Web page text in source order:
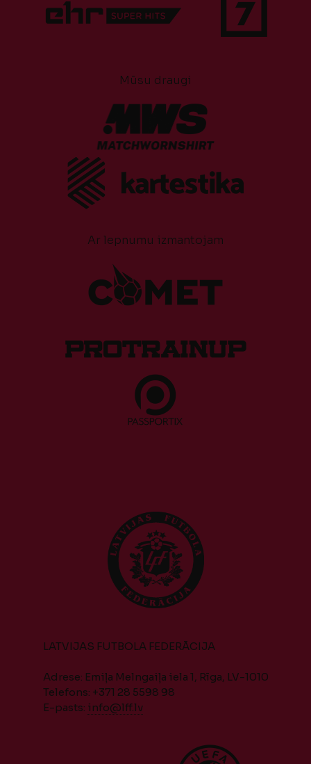
Mūsu draugi
Ar lepnumu izmantojam
LATVIJAS FUTBOLA FEDERĀCIJA
Adrese: Emiļa Melngaiļa iela 1, Rīga, LV-1010
Telefons: +371 28 5598 98
E-pasts: info@lff.lv